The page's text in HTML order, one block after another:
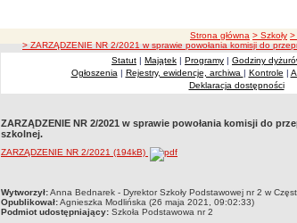
ścieżka nawigacji
Strona główna > Szkoły >
> ZARZĄDZENIE NR 2/2021 w sprawie powołania komisji do
Statut | Majątek | Programy | Godziny
Ogłoszenia | Rejestry, ewidencje, archiwa | Kontrole |
Deklaracja dostępności
ZARZĄDZENIE NR 2/2021 w sprawie powołania komisji do
szkolnej.
ZARZĄDZENIE NR 2/2021 (194kB)
metryczka
Wytworzył:Anna Bednarek - Dyrektor Szkoły Podstawowej nr 2 w
Opublikował:Agnieszka Modlińska (26 maja 2021, 09:02:33)
Podmiot udostępniający: Szkoła Podstawowa nr 2